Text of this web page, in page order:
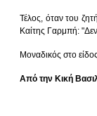
Τέλος, όταν του
Καίτης Γαρμπή:
Μοναδικός στο
Από την Κική